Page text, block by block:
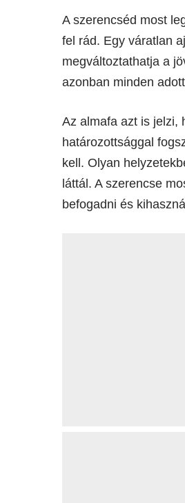
A szerencséd most
fel rád. Egy váratlan
megváltoztathatja a
azonban minden
Az almafa azt is jelzi,
határozottsággal
kell. Olyan
láttál. A szerencse
befogadni és